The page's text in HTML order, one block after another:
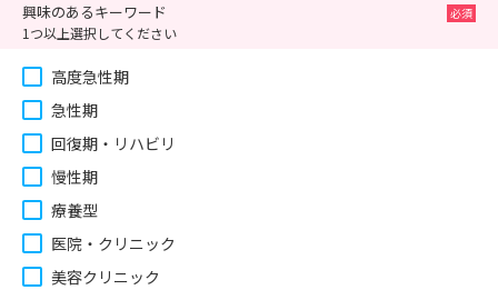
興味のあるキーワード
1つ以上選択してください
高度急性期
急性期
回復期・リハビリ
慢性期
療養型
医院・クリニック
美容クリニック